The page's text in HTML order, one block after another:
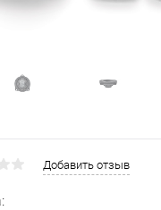
Добавить отзыв